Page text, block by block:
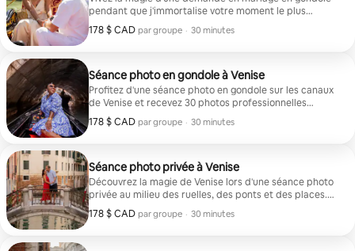
pendant que j'immortalise votre moment le plus
spécial lors d'une promenade romantique sur les
canaux de Venise. Vous recevrez une vidéo et
178 $ CAD par groupe
178 $ CAD par groupe
, · 30 minutes
Séance photo en gondole à Venise
Profitez d'une séance photo en gondole sur les canaux
de Venise et recevez 30 photos professionnelles
retouchées qui immortalisent chaque moment spécial.
178 $ CAD par groupe
178 $ CAD par groupe
, · 30 minutes
Séance photo privée à Venise
Découvrez la magie de Venise lors d'une séance photo
privée au milieu des ruelles, des ponts et des places.
Vous recevrez 30 photos professionnelles retouchées
qui capturent chaque moment spécial de votre
178 $ CAD par groupe
178 $ CAD par groupe
, · 30 minutes